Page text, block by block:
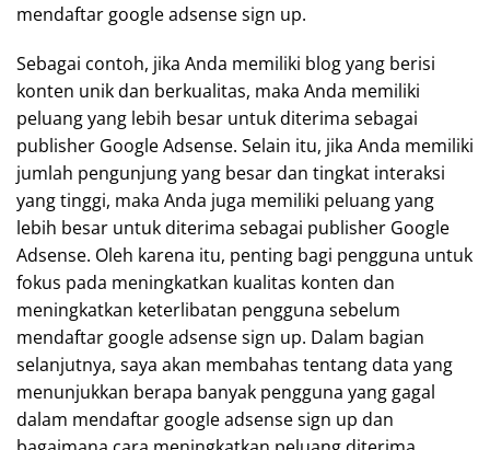
mendaftar google adsense sign up.
Sebagai contoh, jika Anda memiliki blog yang berisi
konten unik dan berkualitas, maka Anda memiliki
peluang yang lebih besar untuk diterima sebagai
publisher Google Adsense. Selain itu, jika Anda memiliki
jumlah pengunjung yang besar dan tingkat interaksi
yang tinggi, maka Anda juga memiliki peluang yang
lebih besar untuk diterima sebagai publisher Google
Adsense. Oleh karena itu, penting bagi pengguna untuk
fokus pada meningkatkan kualitas konten dan
meningkatkan keterlibatan pengguna sebelum
mendaftar google adsense sign up. Dalam bagian
selanjutnya, saya akan membahas tentang data yang
menunjukkan berapa banyak pengguna yang gagal
dalam mendaftar google adsense sign up dan